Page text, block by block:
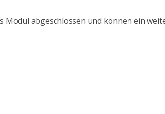
Modul abgeschlossen und können ein